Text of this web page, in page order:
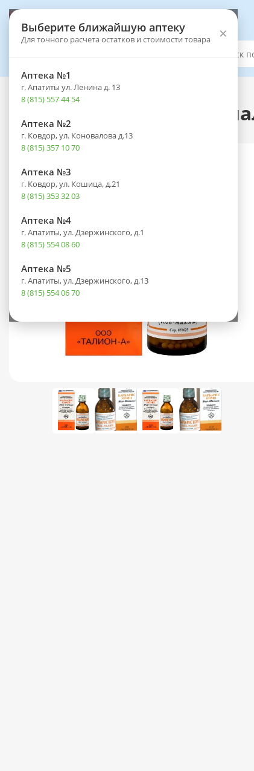
Выберите ближайшую аптеку
Для точного расчета остатков и стоимости товара ×
Аптека №1
г. Апатиты ул. Ленина д. 13
8 (815) 557 44 54
Аптека №2
г. Ковдор, ул. Коновалова д.13
8 (815) 357 10 70
Аптека №3
г. Ковдор, ул. Кошица, д.21
8 (815) 353 32 03
Аптека №4
г. Апатиты, ул. Дзержинского, д.1
8 (815) 554 08 60
Аптека №5
г. Апатиты, ул. Дзержинского, д.13
8 (815) 554 06 70
Каталог - Лекарственные препараты
Барбарис комп. (Иов-